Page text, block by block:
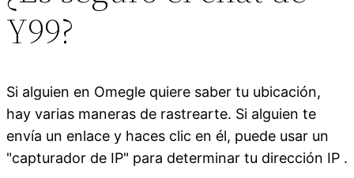
Y99?
Si alguien en Omegle quiere saber tu ubicación,
hay varias maneras de rastrearte. Si alguien te
envía un enlace y haces clic en él, puede usar un
"capturador de IP" para determinar tu dirección IP .